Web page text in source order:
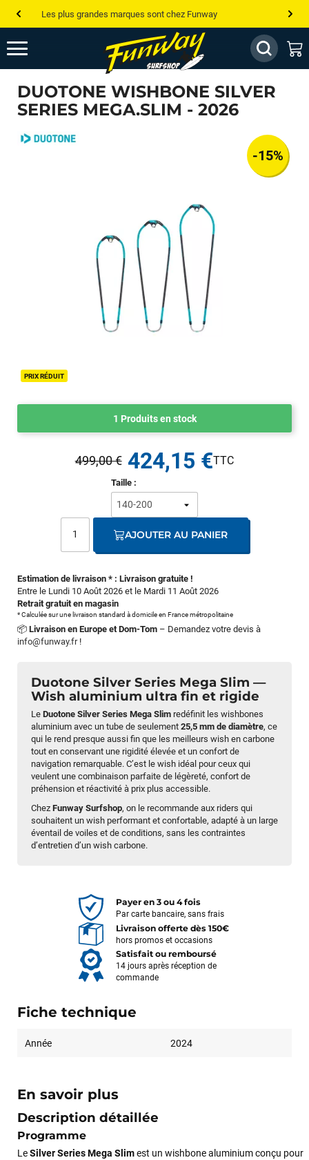
Les plus grandes marques sont chez Funway
Jusqu’à -75% de remise sur le windsurf, wingfoil, etc...
💰 Meilleur prix garanti — Moins cher ailleurs ? On s’aligne !
Besoin de conseils de pro ? Appelle nous !
DUOTONE WISHBONE SILVER
SERIES MEGA.SLIM - 2026
PRIX RÉDUIT
-15%
Duotone Silver Series Mega Slim —
Wish aluminium ultra fin et rigide
Le Duotone Silver Series Mega Slim redéfinit les wishbones
aluminium avec un tube de seulement 25,5 mm de diamètre, ce
qui le rend presque aussi fin que les meilleurs wish en carbone
tout en conservant une rigidité élevée et un confort de
navigation remarquable. C’est le wish idéal pour ceux qui
veulent une combinaison parfaite de légèreté, confort de
préhension et réactivité à prix plus accessible.
Chez Funway Surfshop, on le recommande aux riders qui
souhaitent un wish performant et confortable, adapté à un large
éventail de voiles et de conditions, sans les contraintes
d’entretien d’un wish carbone.
1 Produits en stock
Estimation de livraison * : Livraison gratuite !
Entre le Lundi 10 Août 2026 et le Mardi 11 Août 2026
Retrait gratuit en magasin
* Calculée sur une livraison standard à domicile en France métropolitaine
📦 Livraison en Europe et Dom-Tom – Demandez votre devis à
info@funway.fr!
Taille :
499,00 € 424,15 €
AJOUTER AU PANIER
Payer en 3 ou 4 fois
Par carte bancaire, sans frais
Livraison offerte dès 150€
hors promos et occasions
Satisfait ou remboursé
14 jours après réception de
commande
Fiche technique
Année 2024
En savoir plus
Description détaillée
Programme
LeSilver Series Mega Slimest un wishbone aluminium conçu pour